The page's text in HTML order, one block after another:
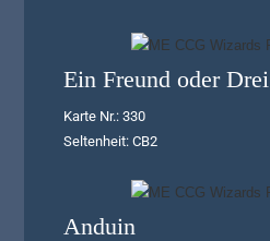
Ein Freund oder Drei
Karte Nr.: 330
Seltenheit: CB2
Anduin